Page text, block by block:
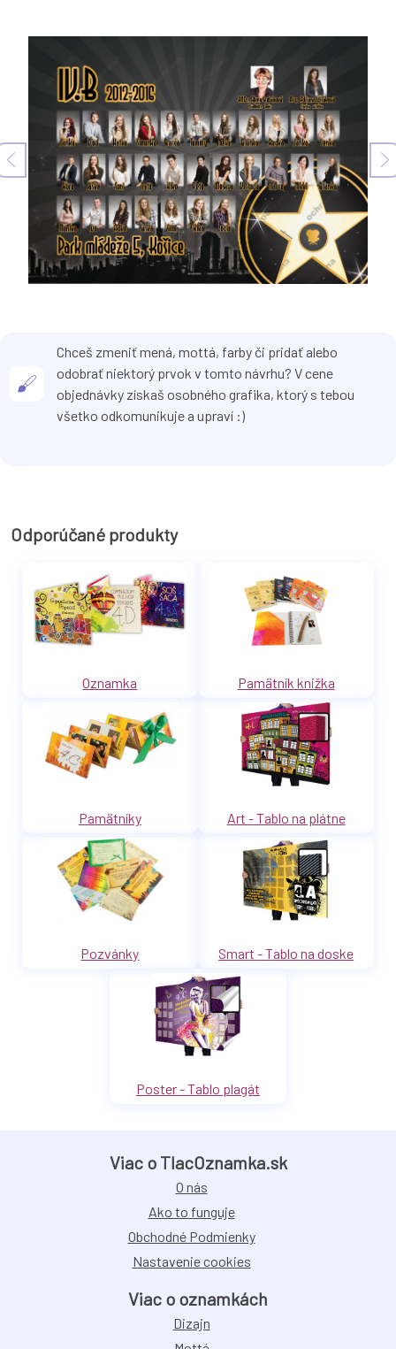
Chceš zmeniť mená, mottá, farby či pridať alebo
odobrať niektorý prvok v tomto návrhu? V cene
objednávky získaš osobného grafika, ktorý s tebou
všetko odkomunikuje a upraví :)
Odporúčané produkty
Oznamka Pamätník knižka
Pamätníky Art - Tablo na plátne
Pozvánky Smart - Tablo na doske
Poster - Tablo plagát
Viac o TlacOznamka.sk
O nás
Ako to funguje
Obchodné Podmienky
Nastavenie cookies
Viac o oznamkách
Dizajn